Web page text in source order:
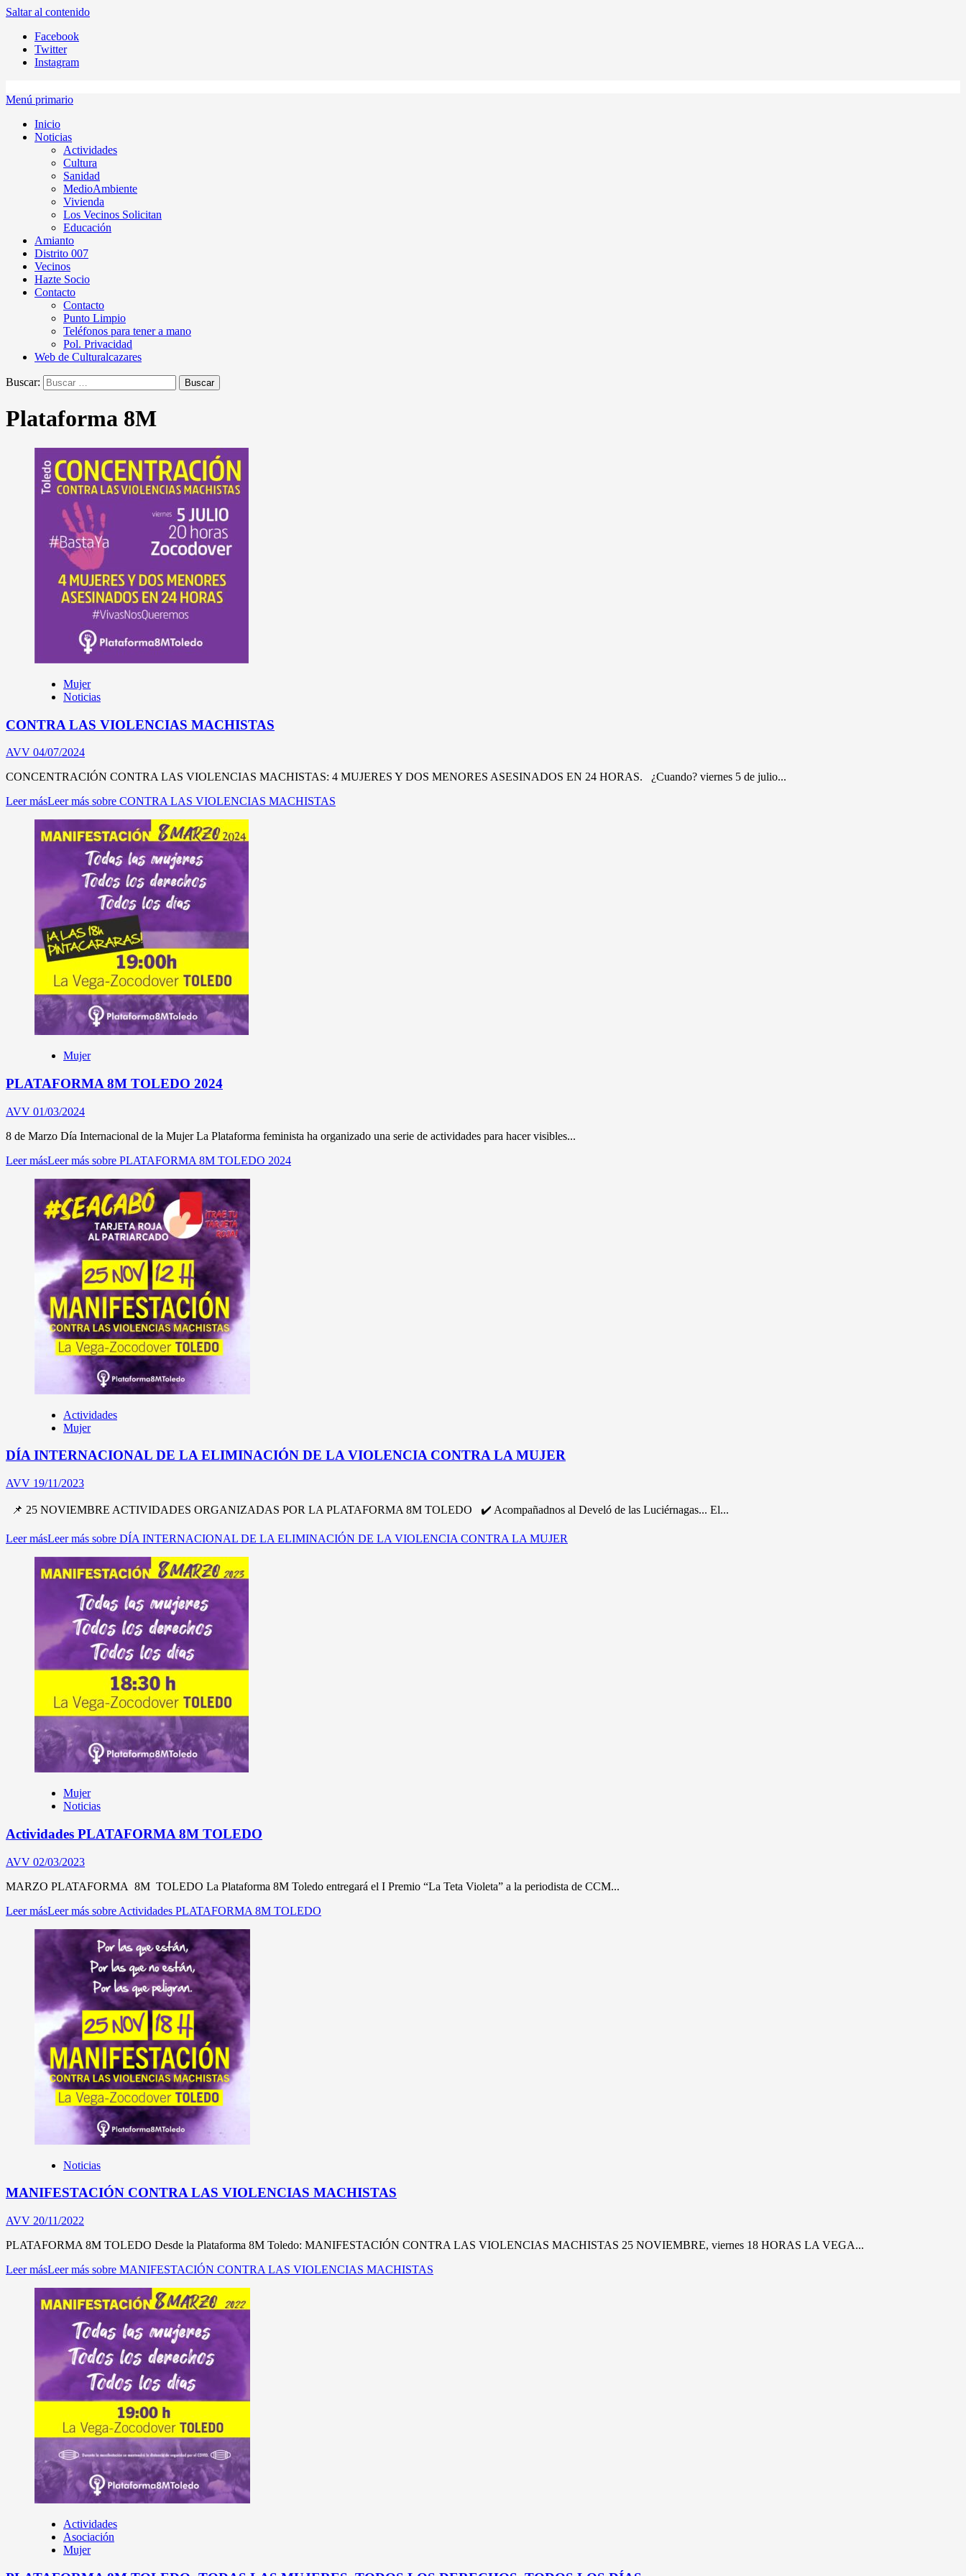
Saltar al contenido
Facebook
Twitter
Instagram
Menú primario
Inicio
Noticias
Actividades
Cultura
Sanidad
MedioAmbiente
Vivienda
Los Vecinos Solicitan
Educación
Amianto
Distrito 007
Vecinos
Hazte Socio
Contacto
Contacto
Punto Limpio
Teléfonos para tener a mano
Pol. Privacidad
Web de Culturalcazares
Buscar:
Plataforma 8M
Mujer
Noticias
CONTRA LAS VIOLENCIAS MACHISTAS
AVV 04/07/2024
CONCENTRACIÓN CONTRA LAS VIOLENCIAS MACHISTAS: 4 MUJERES Y DOS MENORES ASESINADOS EN 24 HORAS. ¿Cuando? viernes 5 de julio...
Leer másLeer más sobre CONTRA LAS VIOLENCIAS MACHISTAS
Mujer
PLATAFORMA 8M TOLEDO 2024
AVV 01/03/2024
8 de Marzo Día Internacional de la Mujer La Plataforma feminista ha organizado una serie de actividades para hacer visibles...
Leer másLeer más sobre PLATAFORMA 8M TOLEDO 2024
Actividades
Mujer
DÍA INTERNACIONAL DE LA ELIMINACIÓN DE LA VIOLENCIA CONTRA LA MUJER
AVV 19/11/2023
📌 25 NOVIEMBRE ACTIVIDADES ORGANIZADAS POR LA PLATAFORMA 8M TOLEDO ✔️ Acompañadnos al Develó de las Luciérnagas... El...
Leer másLeer más sobre DÍA INTERNACIONAL DE LA ELIMINACIÓN DE LA VIOLENCIA CONTRA LA MUJER
Mujer
Noticias
Actividades PLATAFORMA 8M TOLEDO
AVV 02/03/2023
MARZO PLATAFORMA 8M TOLEDO La Plataforma 8M Toledo entregará el I Premio “La Teta Violeta” a la periodista de CCM...
Leer másLeer más sobre Actividades PLATAFORMA 8M TOLEDO
Noticias
MANIFESTACIÓN CONTRA LAS VIOLENCIAS MACHISTAS
AVV 20/11/2022
PLATAFORMA 8M TOLEDO Desde la Plataforma 8M Toledo: MANIFESTACIÓN CONTRA LAS VIOLENCIAS MACHISTAS 25 NOVIEMBRE, viernes 18 HORAS LA VEGA...
Leer másLeer más sobre MANIFESTACIÓN CONTRA LAS VIOLENCIAS MACHISTAS
Actividades
Asociación
Mujer